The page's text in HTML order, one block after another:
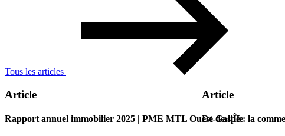
Tous les articles
Article
Rapport annuel immobilier 2025 | PME MTL Ouest-de-l’Île
Article
De Gaspé : la